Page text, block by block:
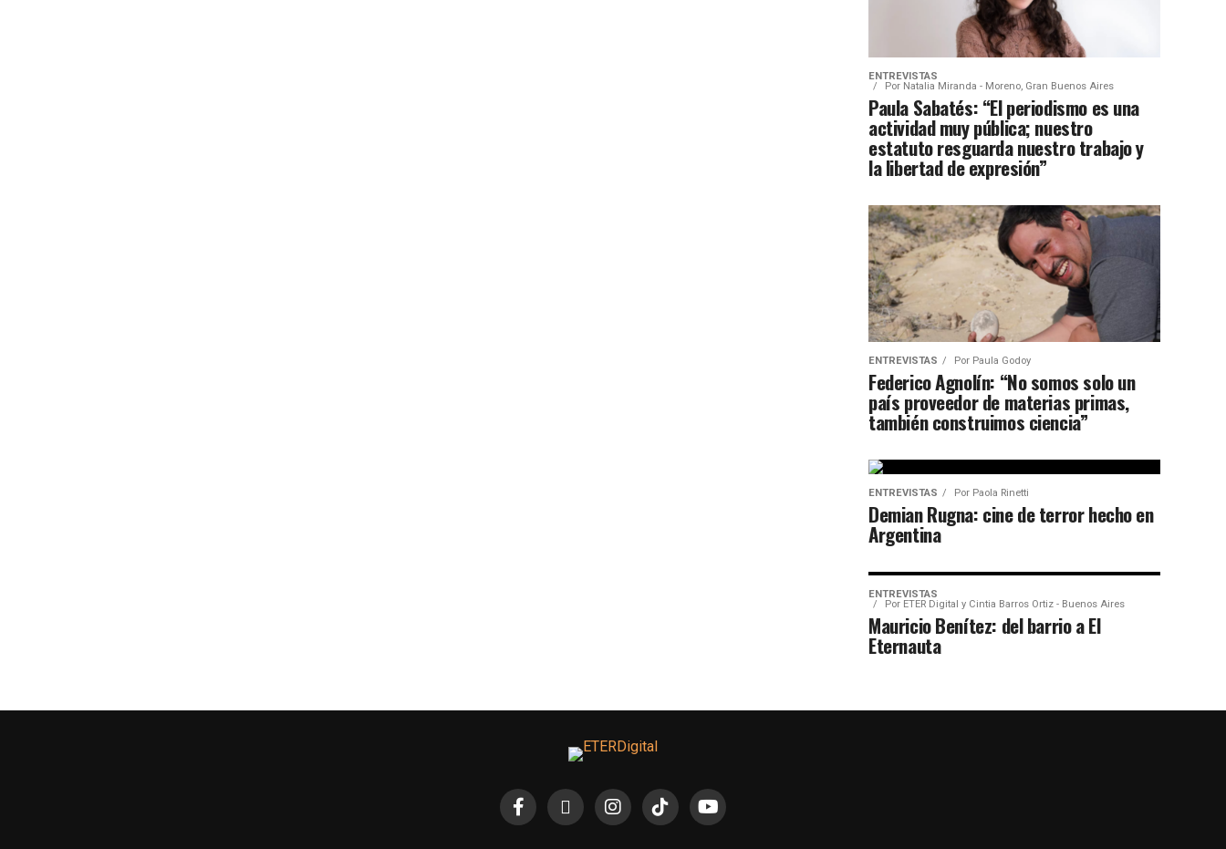
ENTREVISTAS
Por Natalia Miranda - Moreno, Gran Buenos Aires
Paula Sabatés: “El periodismo es una
actividad muy pública; nuestro
estatuto resguarda nuestro trabajo y
la libertad de expresión”
ENTREVISTAS Por Paula Godoy
Federico Agnolín: “No somos solo un
país proveedor de materias primas,
también construimos ciencia”
ENTREVISTAS Por Paola Rinetti
Demian Rugna: cine de terror hecho en
Argentina
ENTREVISTAS
Por ETER Digital y Cintia Barros Ortiz - Buenos Aires
Mauricio Benítez: del barrio a El
Eternauta